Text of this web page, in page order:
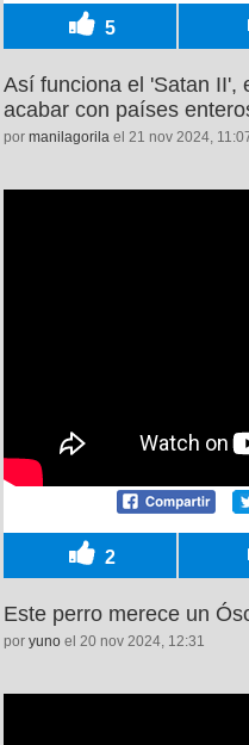
5
Así funciona el 'Satan II',
acabar con países
por manilagorila el 21 nov 2024,
2
Este perro merece un
por yuno el 20 nov 2024, 12:31